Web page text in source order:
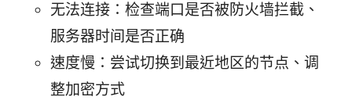
无法连接：检查端口是否被防火墙拦截、
服务器时间是否正确
速度慢：尝试切换到最近地区的节点、调
整加密方式